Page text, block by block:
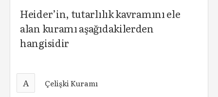
Heider’in, tutarlılık kavramını ele
alan kuramı aşağıdakilerden
hangisidir
A Çelişki Kuramı